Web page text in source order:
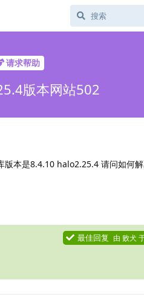
请求帮助
版本网站502
版本是8.4.10 halo2.25.4 请问如何
最佳回复 由 败犬